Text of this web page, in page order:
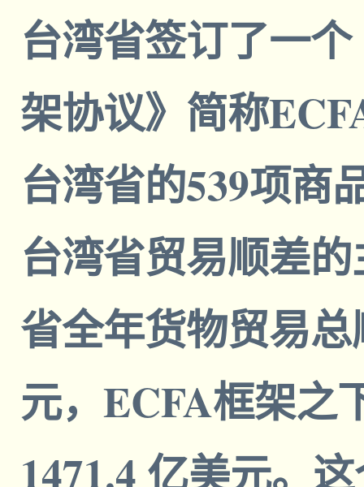
台湾省签订了一
架协议》简称
台湾省的539项商
台湾省贸易顺差
省全年货物贸易
元，ECFA框架之
1471.4 亿美元。